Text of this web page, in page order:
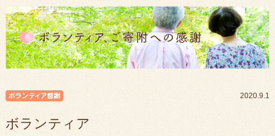
2020.9.1
ボランティア